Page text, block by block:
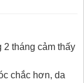
2 tháng cảm thấy
chắc hơn, da